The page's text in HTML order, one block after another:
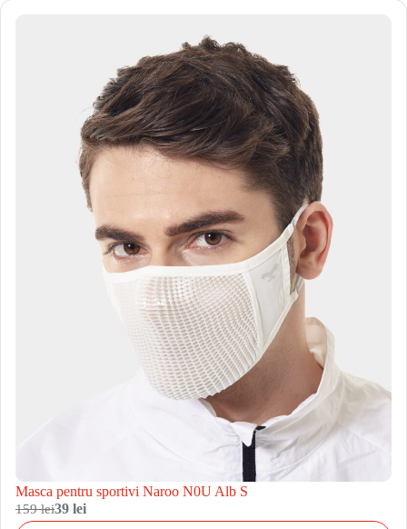
Masca pentru sportivi Naroo N0U Alb S
159 lei39 lei